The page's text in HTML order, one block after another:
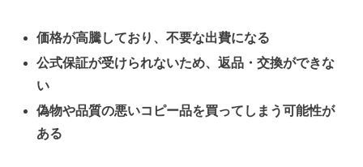
価格が高騰しており、不要な出費になる
公式保証が受けられないため、返品・交換ができな
い
偽物や品質の悪いコピー品を買ってしまう可能性が
ある